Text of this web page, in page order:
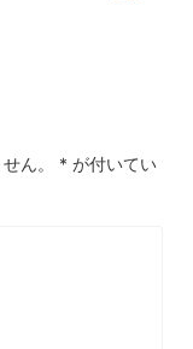
ん。 * が付いてい